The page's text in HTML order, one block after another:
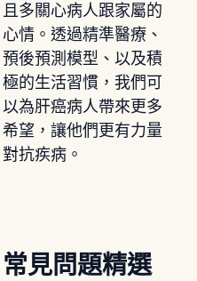
且多關心病人跟家屬的
心情。透過精準醫療、
預後預測模型、以及積
極的生活習慣，我們可
以為肝癌病人帶來更多
希望，讓他們更有力量
對抗疾病。
常見問題精選